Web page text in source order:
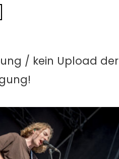
/ kein Upload der